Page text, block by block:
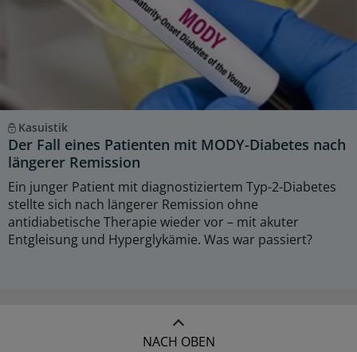
Kasuistik
Der Fall eines Patienten mit MODY-Diabetes nach
längerer Remission
Ein junger Patient mit diagnostiziertem Typ-2-Diabetes
stellte sich nach längerer Remission ohne
antidiabetische Therapie wieder vor – mit akuter
Entgleisung und Hyperglykämie. Was war passiert?
NACH OBEN